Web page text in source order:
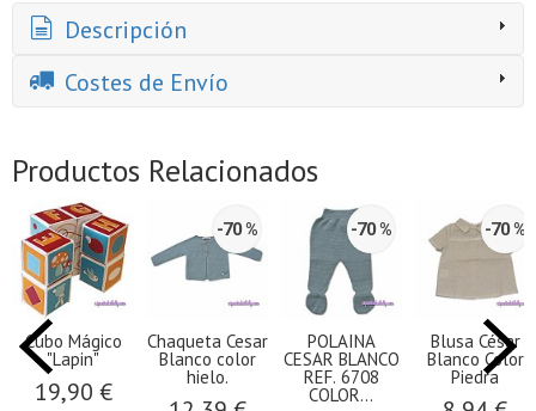
Descripción
Costes de Envío
Productos Relacionados
Cubo Mágico
"Lapin"
19,90 €
-70 %
Chaqueta Cesar
Blanco color
hielo.
-70 %
POLAINA
CESAR BLANCO
REF. 6708
COLOR...
-70 %
Blusa César
Blanco Color
Piedra